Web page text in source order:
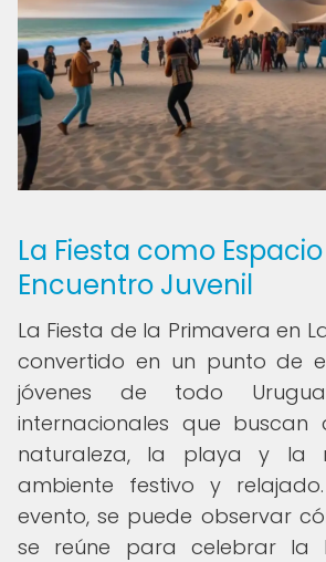
La Fiesta como
Encuentro Juvenil
La Fiesta de la Primavera en
convertido en un punto de
jóvenes de todo
internacionales que
naturaleza, la playa y la
ambiente festivo y
evento, se puede observar
se reúne para celebrar la